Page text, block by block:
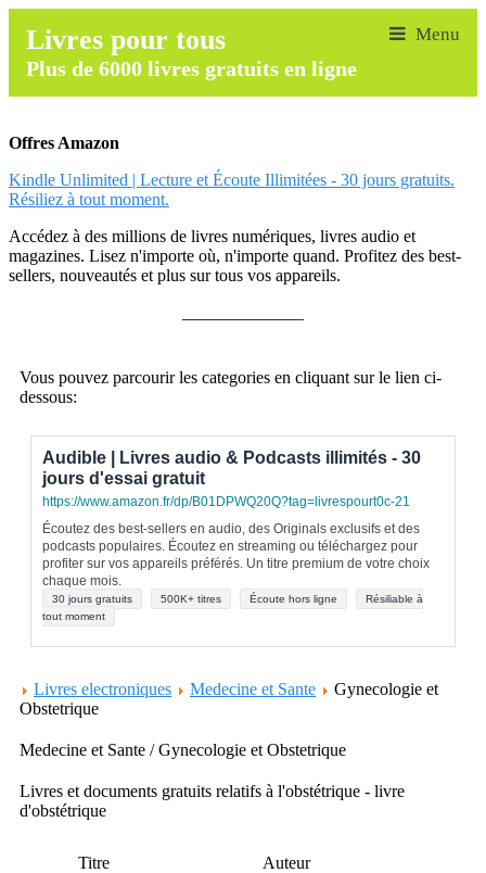
Livres pour tous
Plus de 6000 livres gratuits en ligne
Offres Amazon
Kindle Unlimited | Lecture et Écoute Illimitées - 30 jours gratuits.
Résiliez à tout moment.
Accédez à des millions de livres numériques, livres audio et
magazines. Lisez n'importe où, n'importe quand. Profitez des best-
sellers, nouveautés et plus sur tous vos appareils.
Vous pouvez parcourir les categories en cliquant sur le lien ci-
dessous:
Audible | Livres audio & Podcasts illimités - 30
jours d'essai gratuit
https://www.amazon.fr/dp/B01DPWQ20Q?tag=livrespourt0c-21
Écoutez des best-sellers en audio, des Originals exclusifs et des
podcasts populaires. Écoutez en streaming ou téléchargez pour
profiter sur vos appareils préférés. Un titre premium de votre choix
chaque mois.
30 jours gratuits 500K+ titres Écoute hors ligne
Résiliable à
tout moment
Livres electroniques Medecine et Sante
Gynecologie et
Obstetrique
Medecine et Sante / Gynecologie et Obstetrique
Livres et documents gratuits relatifs à l'obstétrique - livre
d'obstétrique
Titre Auteur